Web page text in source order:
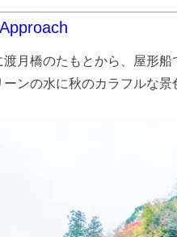
月橋のたもとから、屋形船
ンの水に秋のカラフルな景